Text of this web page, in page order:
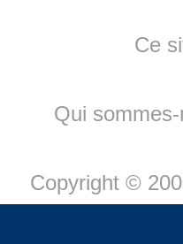
Ce
Qui
Copyright ©